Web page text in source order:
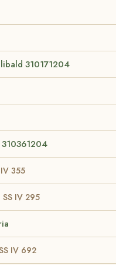
310171204
355
SS IV 295
IV 692